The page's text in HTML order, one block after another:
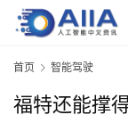
首页 智能驾驶
福特还能撑